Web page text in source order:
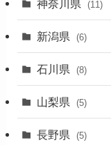
(11)
(1)
神奈川県 (11)
新潟県 (6)
石川県 (8)
山梨県 (5)
長野県 (5)